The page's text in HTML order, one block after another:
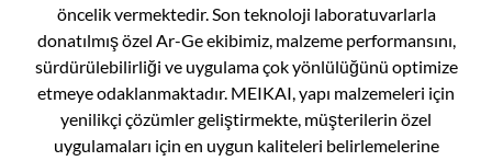
öncelik vermektedir. Son teknoloji laboratuvarlarla
donatılmış özel Ar-Ge ekibimiz, malzeme performansını,
sürdürülebilirliği ve uygulama çok yönlülüğünü optimize
etmeye odaklanmaktadır. MEIKAI, yapı malzemeleri için
yenilikçi çözümler geliştirmekte, müşterilerin özel
uygulamaları için en uygun kaliteleri belirlemelerine